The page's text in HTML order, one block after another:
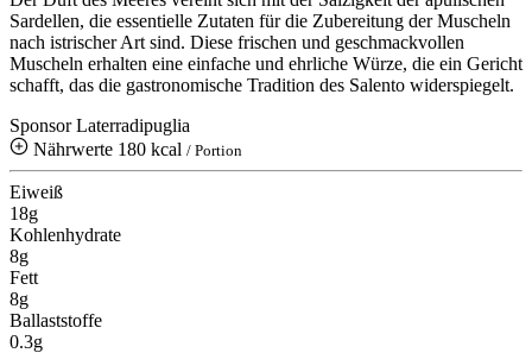
Sardellen, die essentielle Zutaten für die Zubereitung der Muscheln
nach istrischer Art sind. Diese frischen und geschmackvollen
Muscheln erhalten eine einfache und ehrliche Würze, die ein Gericht
schafft, das die gastronomische Tradition des Salento widerspiegelt.
Sponsor Laterradipuglia
Nährwerte 180 kcal / Portion
Eiweiß
18g
Kohlenhydrate
8g
Fett
8g
Ballaststoffe
0.3g